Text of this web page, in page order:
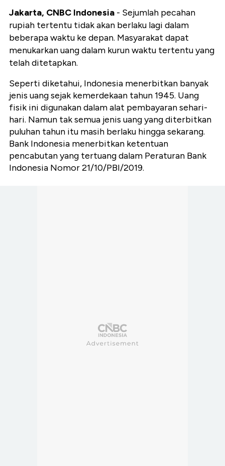
Jakarta, CNBC Indonesia - Sejumlah pecahan
rupiah tertentu tidak akan berlaku lagi dalam
beberapa waktu ke depan. Masyarakat dapat
menukarkan uang dalam kurun waktu tertentu yang
telah ditetapkan.
Seperti diketahui, Indonesia menerbitkan banyak
jenis uang sejak kemerdekaan tahun 1945. Uang
fisik ini digunakan dalam alat pembayaran sehari-
hari. Namun tak semua jenis uang yang diterbitkan
puluhan tahun itu masih berlaku hingga sekarang.
Bank Indonesia menerbitkan ketentuan
pencabutan yang tertuang dalam Peraturan Bank
Indonesia Nomor 21/10/PBI/2019.